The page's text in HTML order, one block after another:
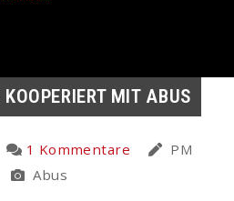
MIT ABUS
1 Kommentare
PM
Abus